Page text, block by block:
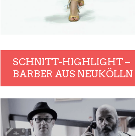
SCHNITT-HIGHLIGHT –
BARBER AUS NEUKÖLLN